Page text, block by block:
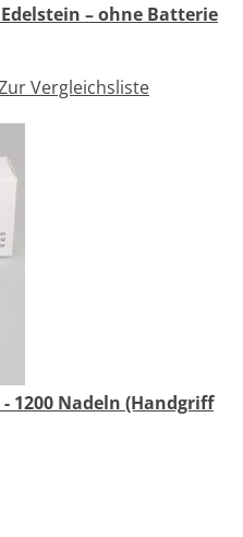
– ohne Batterie
Vergleichsliste
1200 Nadeln (Handgriff